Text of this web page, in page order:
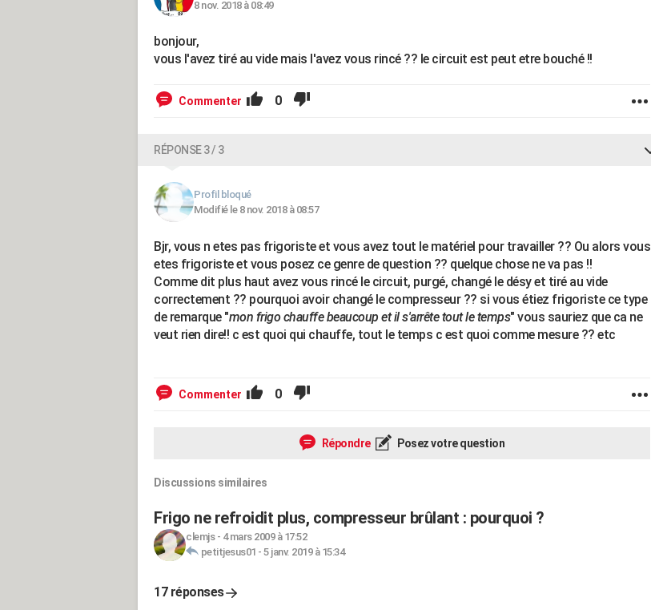
8 nov. 2018 à 08:49
bonjour,
vous l'avez tiré au vide mais l'avez vous rincé ?? le circuit est peut etre bouché !!
Commenter 0
RÉPONSE 3 / 3
Profil bloqué
Modifié le 8 nov. 2018 à 08:57
Bjr, vous n etes pas frigoriste et vous avez tout le matériel pour travailler ?? Ou alors vous
etes frigoriste et vous posez ce genre de question ?? quelque chose ne va pas !!
Comme dit plus haut avez vous rincé le circuit, purgé, changé le désy et tiré au vide
correctement ?? pourquoi avoir changé le compresseur ?? si vous étiez frigoriste ce type
de remarque "mon frigo chauffe beaucoup et il s'arrête tout le temps" vous sauriez que ca ne
veut rien dire!! c est quoi qui chauffe, tout le temps c est quoi comme mesure ?? etc
Commenter 0
Répondre Posez votre question
Discussions similaires
Frigo ne refroidit plus, compresseur brûlant : pourquoi ?
clemjs- 4 mars 2009 à 17:52
petitjesus01 - 5 janv. 2019 à 15:34
17 réponses